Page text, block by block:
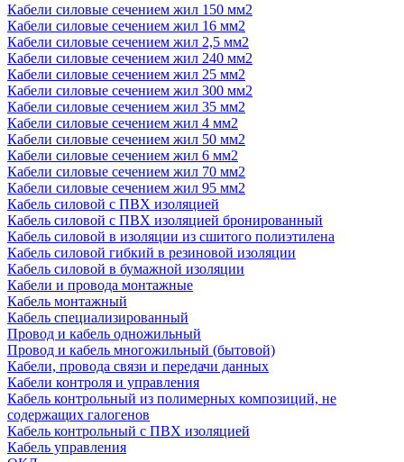
Кабели силовые сечением жил 150 мм2
Кабели силовые сечением жил 16 мм2
Кабели силовые сечением жил 2,5 мм2
Кабели силовые сечением жил 240 мм2
Кабели силовые сечением жил 25 мм2
Кабели силовые сечением жил 300 мм2
Кабели силовые сечением жил 35 мм2
Кабели силовые сечением жил 4 мм2
Кабели силовые сечением жил 50 мм2
Кабели силовые сечением жил 6 мм2
Кабели силовые сечением жил 70 мм2
Кабели силовые сечением жил 95 мм2
Кабель силовой с ПВХ изоляцией
Кабель силовой с ПВХ изоляцией бронированный
Кабель силовой в изоляции из сшитого полиэтилена
Кабель силовой гибкий в резиновой изоляции
Кабель силовой в бумажной изоляции
Кабели и провода монтажные
Кабель монтажный
Кабель специализированный
Провод и кабель одножильный
Провод и кабель многожильный (бытовой)
Кабели, провода связи и передачи данных
Кабели контроля и управления
Кабель контрольный из полимерных композиций, не
содержащих галогенов
Кабель контрольный с ПВХ изоляцией
Кабель управления